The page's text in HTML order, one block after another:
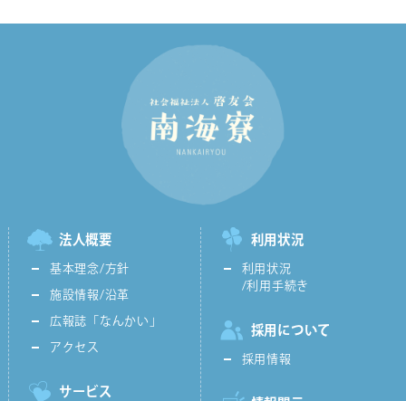
法人概要
基本理念/方針
施設情報/沿革
広報誌「なんかい」
アクセス
サービス
利用状況
利用状況
/利用手続き
採用について
採用情報